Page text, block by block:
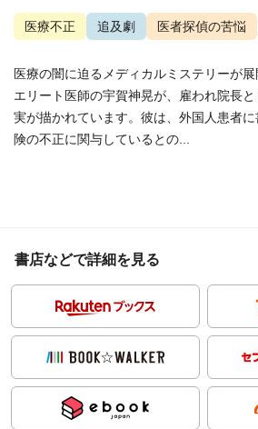
医療不正 追及劇 医者探偵の苦悩
医療の闇に迫るメディカルミステリーが
エリート医師の宇賀神晃が、雇われ院長
実が描かれています。彼は、外国人患者
険の不正に関与しているとの...
書店などで詳細を見る